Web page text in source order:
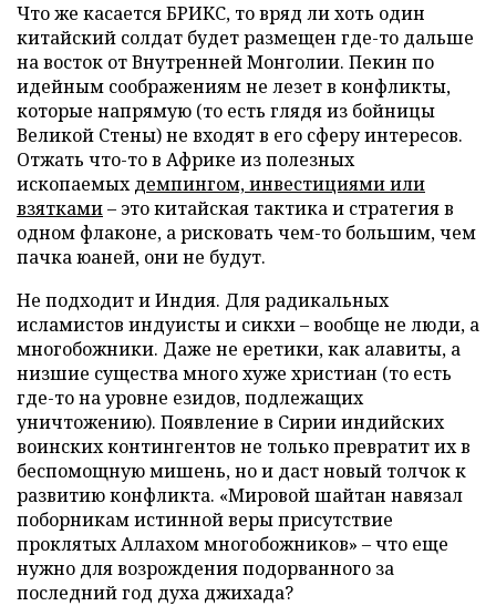
Что же касается БРИКС, то вряд ли хоть один
китайский солдат будет размещен где-то дальше
на восток от Внутренней Монголии. Пекин по
идейным соображениям не лезет в конфликты,
которые напрямую (то есть глядя из бойницы
Великой Стены) не входят в его сферу интересов.
Отжать что-то в Африке из полезных
ископаемых демпингом, инвестициями или
взятками– это китайская тактика и стратегия в
одном флаконе, а рисковать чем-то большим, чем
пачка юаней, они не будут.
Не подходит и Индия. Для радикальных
исламистов индуисты и сикхи – вообще не люди, а
многобожники. Даже не еретики, как алавиты, а
низшие существа много хуже христиан (то есть
где-то на уровне езидов, подлежащих
уничтожению). Появление в Сирии индийских
воинских контингентов не только превратит их в
беспомощную мишень, но и даст новый толчок к
развитию конфликта. «Мировой шайтан навязал
поборникам истинной веры присутствие
проклятых Аллахом многобожников» – что еще
нужно для возрождения подорванного за
последний год духа джихада?